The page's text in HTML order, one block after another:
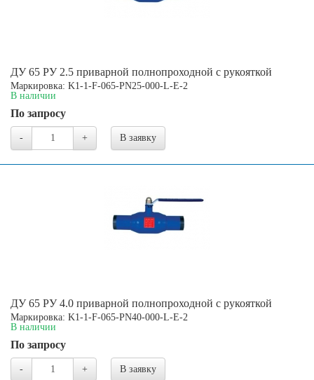
ДУ 65 РУ 2.5 приварной полнопроходной с рукояткой
Маркировка: K1-1-F-065-PN25-000-L-E-2
В наличии
По запросу
- + В заявку
ДУ 65 РУ 4.0 приварной полнопроходной с рукояткой
Маркировка: K1-1-F-065-PN40-000-L-E-2
В наличии
По запросу
- + В заявку